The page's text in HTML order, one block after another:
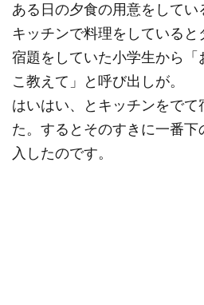
ある日の夕食の用意をしてい
キッチンで料理をしている
宿題をしていた小学生から「
こ教えて」と呼び出しが。
はいはい、とキッチンをでて
た。するとそのすきに一番
入したのです。